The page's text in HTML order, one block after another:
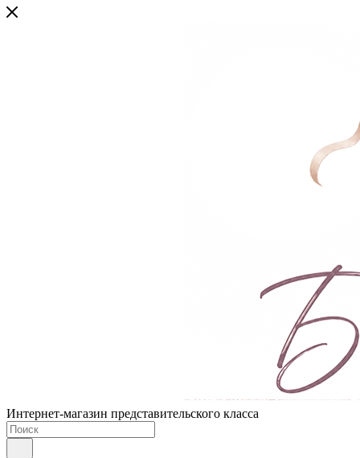
Интернет-магазин представительского класса